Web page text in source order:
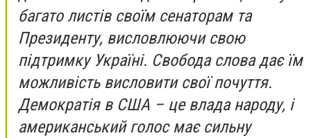
багато листів своїм сенаторам та
Президенту, висловлюючи свою
підтримку Україні. Свобода слова дає їм
можливість висловити свої почуття.
Демократія в США – це влада народу, і
американський голос має сильну